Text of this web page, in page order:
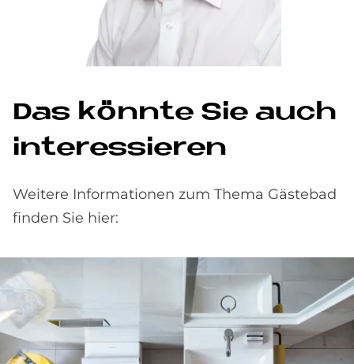
Das könn­te Sie auch
in­ter­es­sie­ren
Weitere Informationen zum Thema Gästebad
finden Sie hier: